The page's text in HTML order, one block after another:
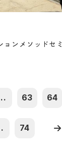
ョンメソッドセ
63 64
74